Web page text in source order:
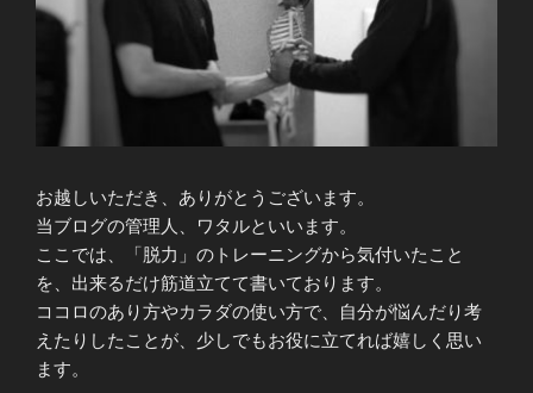
お越しいただき、ありがとうございます。
当ブログの管理人、ワタルといいます。
ここでは、「脱力」のトレーニングから気付いたこと
を、出来るだけ筋道立てて書いております。
ココロのあり方やカラダの使い方で、自分が悩んだり考
えたりしたことが、少しでもお役に立てれば嬉しく思い
ます。